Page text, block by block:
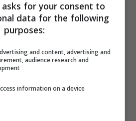
Newcastle,divenuto una
dalla dirigenza dei Blancos
centrocampo.
al Real Madrid
la qualità in mezzo al
faticando a
Per questo motivo, i
for your consent to
data for the following
purposes:
and content, advertising and
audience research and
information on a device